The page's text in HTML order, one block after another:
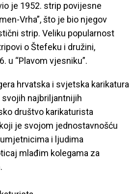
je 1952. strip povijesne
Vrha”, što je bio njegov
strip. Veliku popularnost
o Štefeku i družini,
u “Plavom vjesniku”.
hrvatska i svjetska karikatura
najbriljantnijih
društvo karikaturista
je svojom jednostavnošću
i ljudima
mlađim kolegama za